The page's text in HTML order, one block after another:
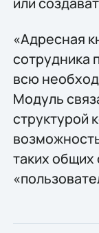
«Адресная
сотрудника
всю
Модуль
структурой
таких общих